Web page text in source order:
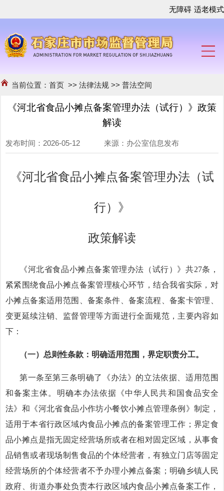
无障碍 适老模式
当前位置：首页 >>法律法规 >>普法空间
《河北省食品小摊点备案管理办法（试行）》政策
解读
发布时间：2026-05-12 来源：办公室信息发布
《河北省食品小摊点备案管理办法（试
行）》
政策解读
《河北省食品小摊点备案管理办法（试行）》共27条，
紧紧围绕食品小摊点备案管理核心环节，结合我省实际，对
小摊点备案适用范围、备案条件、备案流程、备案卡管理、
变更延续注销、监督管理等方面进行全面规范，主要内容如
下：
（一）总则性条款：明确适用范围，界定职责分工。
第一条至第三条明确了《办法》的立法依据、适用范围
和备案主体。明确本办法依据《中华人民共和国食品安全
法》和《河北省食品小作坊小餐饮小摊点管理条例》制定，
适用于本省行政区域内食品小摊点的备案管理工作；界定食
品小摊点是指无固定经营场所或者在相对固定区域，从事食
品销售或者现场制售食品的个体经营者，有独立门店等固定
经营场所的个体经营者不予办理小摊点备案；明确乡镇人民
政府、街道办事处负责本行政区域内食品小摊点备案工作，